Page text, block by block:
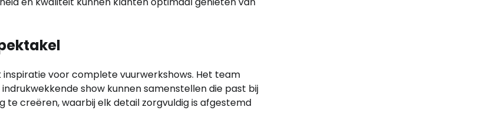
voor complete vuurwerkshows. Het team
show kunnen samenstellen die past bij
te creëren, waarbij elk detail zorgvuldig is afgestemd